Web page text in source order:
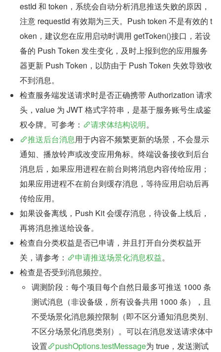
estId 和 token，系统会自动分析消息推送失败的原因，
注意 requestId 有效期为三天。Push token 不是有效的 t
oken，建议您在应用启动时调用 getToken()接口，若设
备的 Push Token 发生变化，及时上报到您的应用服务
器更新 Push Token，以防由于 Push Token 失效导致收
不到消息。
检查服务端发送请求时是否正确携带 Authorization 请求
头，value 为 JWT 格式字符串，是基于服务账号生成鉴
权令牌。可参考：
请求体结构说明。
推送后台消息用于内容不频繁更新的场景，不会显示
通知、播放铃声或改变应用角标。终端设备接收到后台
消息后，如果应用进程在前台则将消息内容传给应用；
如果应用进程不在前台则缓存消息，等待应用启动后再
传给应用。
如果设备离线，Push Kit 会缓存消息，待设备上线后，
再将消息推送给设备。
检查自分类权益是否已申请，并且打开自分类权益开
关，请参考：
申请推送场景化消息权益。
检查是否受到消息频控。
调测阶段：每个项目每个自然日最多可推送 1000 条
测试消息（非设备级，所有设备共用 1000 条），且
不受场景化消息频控限制（即不区分通知消息类别、
不区分场景化消息类别）。可以在消息发送请求体中
设置
pushOptions.testMessage为 true，发送测试